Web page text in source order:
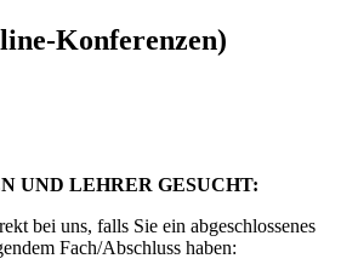
Konferenzen)
UND LEHRER GESUCHT:
bei uns, falls Sie ein abgeschlossenes
Fach/Abschluss haben: